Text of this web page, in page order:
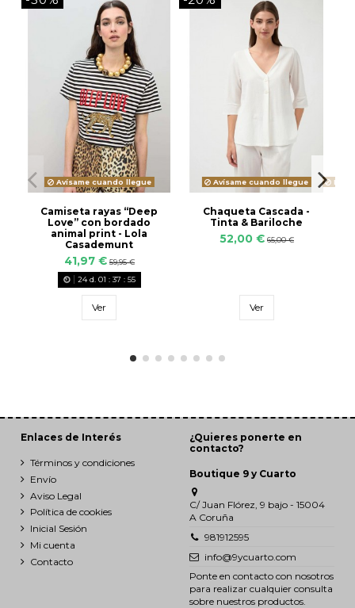
Avísame cuando llegue
Camiseta rayas “Deep
Love” con bordado
animal print - Lola
Casademunt
41,97 € 59,95 €
24d. 01 : 37 : 55
Ver
Avísame cuando llegue
Chaqueta Cascada -
Tinta & Bariloche
52,00 € 65,00 €
Ver
Enlaces de Interés
Términos y condiciones
Envío
Aviso Legal
Política de cookies
Inicial Sesión
Mi cuenta
Contacto
¿Quieres ponerte en
contacto?
Boutique 9 y Cuarto
C/ Juan Flórez, 9 bajo - 15004
A Coruña
981912595
info@9ycuarto.com
Ponte en contacto con nosotros
para realizar cualquier consulta
sobre nuestros productos.